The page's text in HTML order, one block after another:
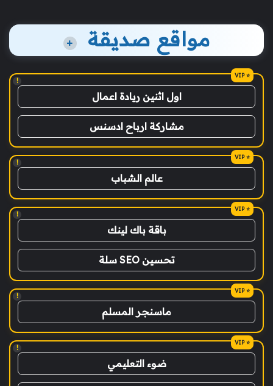
مواقع صديقة +
!
اول اثنين ريادة اعمال
مشاركة ارباح ادسنس
!
عالم الشباب
!
باقة باك لينك
تحسين SEO سلة
!
ماسنجر المسلم
!
ضوء التعليمي